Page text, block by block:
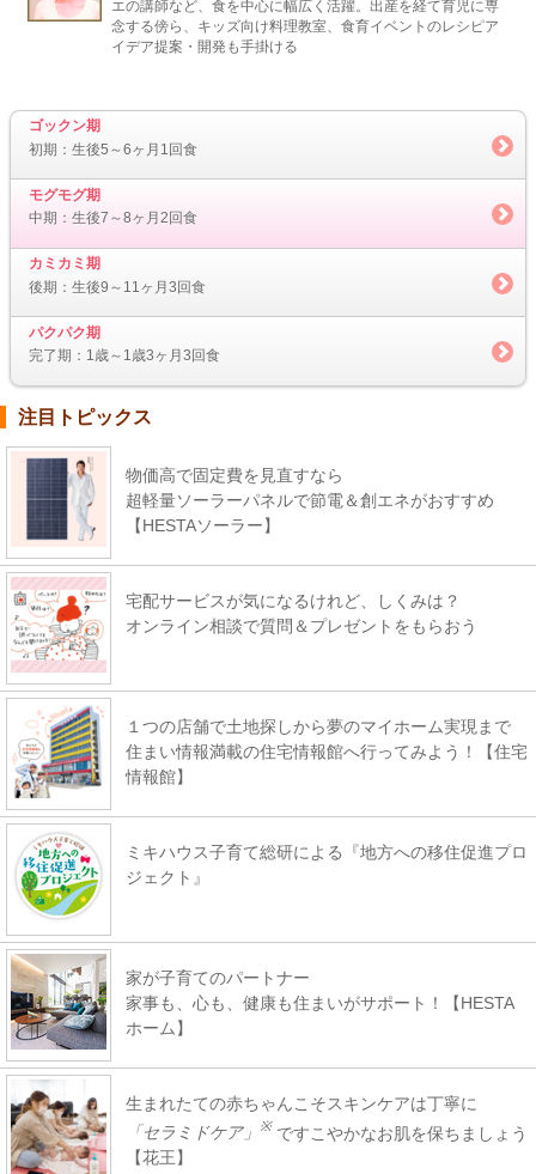
エの講師など、食を中心に幅広く活躍。出産を経て育児に専
念する傍ら、キッズ向け料理教室、食育イベントのレシピア
イデア提案・開発も手掛ける
ゴックン期
初期：生後5～6ヶ月1回食
モグモグ期
中期：生後7～8ヶ月2回食
カミカミ期
後期：生後9～11ヶ月3回食
パクパク期
完了期：1歳～1歳3ヶ月3回食
注目トピックス
物価高で固定費を見直すなら
超軽量ソーラーパネルで節電＆創エネがおすすめ
【HESTAソーラー】
宅配サービスが気になるけれど、しくみは？
オンライン相談で質問＆プレゼントをもらおう
１つの店舗で土地探しから夢のマイホーム実現まで
住まい情報満載の住宅情報館へ行ってみよう！【住宅
情報館】
ミキハウス子育て総研による『地方への移住促進プロ
ジェクト』
家が子育てのパートナー
家事も、心も、健康も住まいがサポート！【HESTA
ホーム】
生まれたての赤ちゃんこそスキンケアは丁寧に
「セラミドケア」
※ ですこやかなお肌を保ちましょう
【花王】